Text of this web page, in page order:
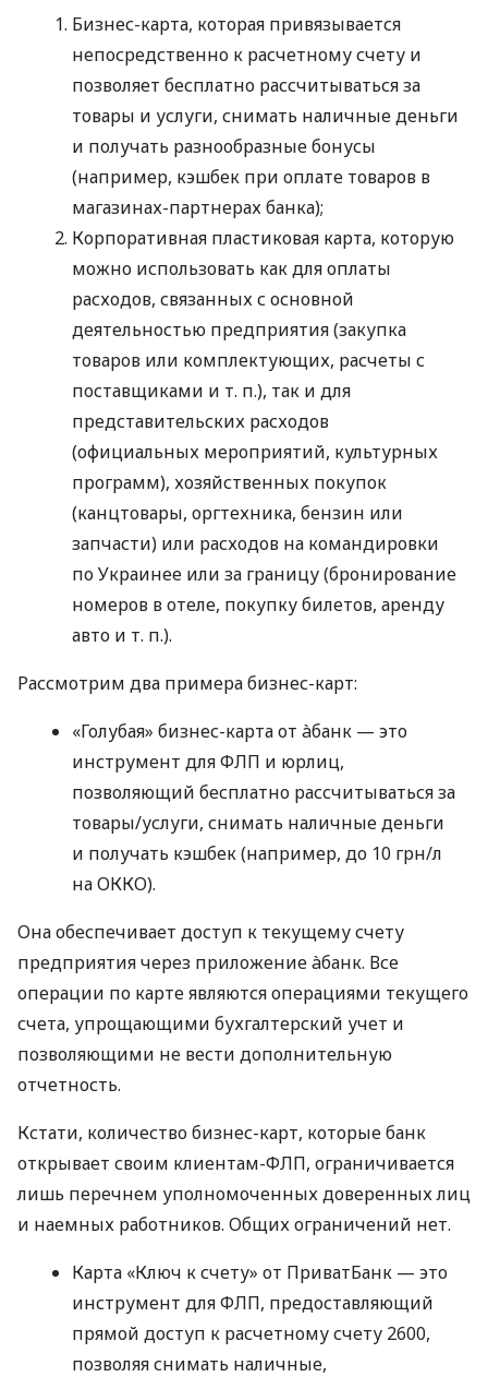
Бизнес-карта, которая привязывается
непосредственно к расчетному счету и
позволяет бесплатно рассчитываться за
товары и услуги, снимать наличные деньги
и получать разнообразные бонусы
(например, кэшбек при оплате товаров в
магазинах-партнерах банка);
Корпоративная пластиковая карта, которую
можно использовать как для оплаты
расходов, связанных с основной
деятельностью предприятия (закупка
товаров или комплектующих, расчеты с
поставщиками и т. п.), так и для
представительских расходов
(официальных мероприятий, культурных
программ), хозяйственных покупок
(канцтовары, оргтехника, бензин или
запчасти) или расходов на командировки
по Украинее или за границу (бронирование
номеров в отеле, покупку билетов, аренду
авто и т. п.).
Рассмотрим два примера бизнес-карт:
«Голубая» бизнес-карта от àбанк — это
инструмент для ФЛП и юрлиц,
позволяющий бесплатно рассчитываться за
товары/услуги, снимать наличные деньги
и получать кэшбек (например, до 10 грн/л
на ОККО).
Она обеспечивает доступ к текущему счету
предприятия через приложение àбанк. Все
операции по карте являются операциями текущего
счета, упрощающими бухгалтерский учет и
позволяющими не вести дополнительную
отчетность.
Кстати, количество бизнес-карт, которые банк
открывает своим клиентам-ФЛП, ограничивается
лишь перечнем уполномоченных доверенных лиц
и наемных работников. Общих ограничений нет.
Карта «Ключ к счету» от ПриватБанк — это
инструмент для ФЛП, предоставляющий
прямой доступ к расчетному счету 2600,
позволяя снимать наличные,